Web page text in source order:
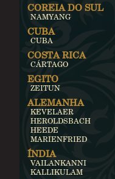
COREIA DO SUL
NAMYANG
CUBA
CUBA
COSTA RICA
CÁRTAGO
EGITO
ZEITUN
ALEMANHA
KEVELAER
HEROLDSBACH
HEEDE
MARIENFRIED
ÍNDIA
VAILANKANNI
KALLIKULAM